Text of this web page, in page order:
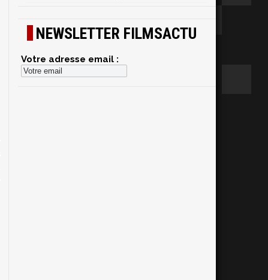
NEWSLETTER FILMSACTU
Votre adresse email :